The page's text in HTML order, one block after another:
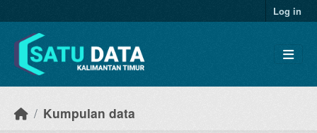
Log in
Kumpulan data